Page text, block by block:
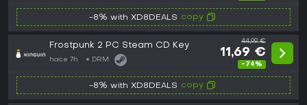
-8% with XD8DEALS copy
Frostpunk 2 PC Steam CD Key
hace 7h DRM:
44,99 €
11,69 €
-74%
-8% with XD8DEALS copy